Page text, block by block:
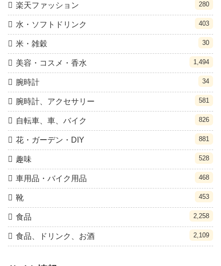
楽天ファッション 280
水・ソフトドリンク 403
米・雑穀 30
美容・コスメ・香水 1,494
腕時計 34
腕時計、アクセサリー 581
自転車、車、バイク 826
花・ガーデン・DIY 881
趣味 528
車用品・バイク用品 468
靴 453
食品 2,258
食品、ドリンク、お酒 2,109